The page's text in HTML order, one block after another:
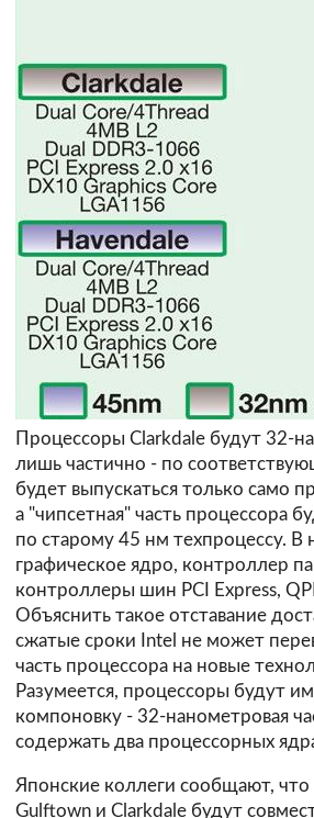
Процессоры Clarkdale будут 32-
лишь частично - по
будет выпускаться только само
а "чипсетная" часть процессора
по старому 45 нм техпроцессу. В
графическое ядро, контроллер
контроллеры шин PCI Express,
Объяснить такое отставание
сжатые сроки Intel не может
часть процессора на новые
Разумеется, процессоры будут
компоновку - 32-нанометровая
содержать два процессорных
Японские коллеги сообщают,
Gulftown и Clarkdale будут